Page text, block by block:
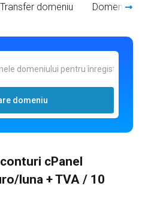
Transfer domeniu Domeniu
domeniu
cPanel
luna + TVA / 10